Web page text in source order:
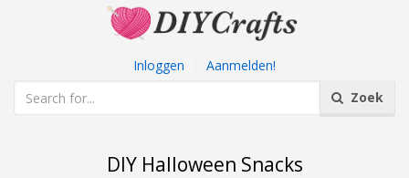
Inloggen
Aanmelden!
Zoek
DIY Halloween Snacks